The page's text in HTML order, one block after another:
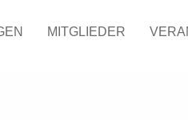
MITGLIEDER